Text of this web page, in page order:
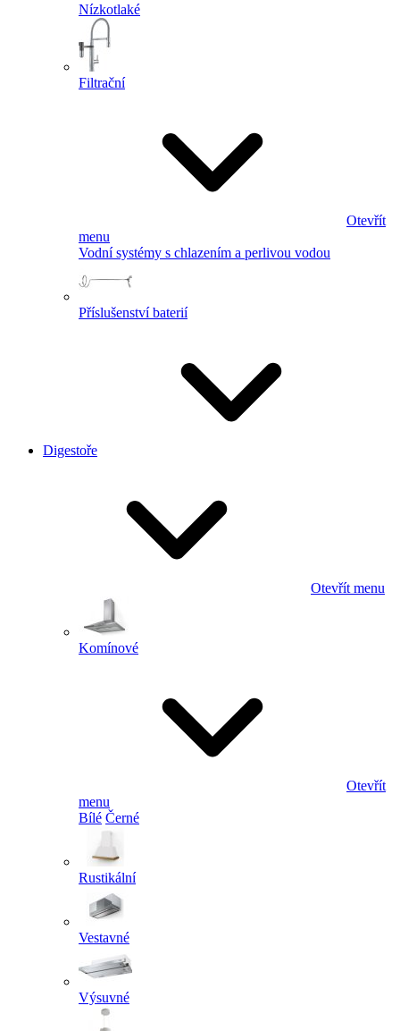
Nízkotlaké
Filtrační
Otevřít
menu
Vodní systémy s chlazením a perlivou vodou
Příslušenství baterií
Digestoře
Otevřít menu
Komínové
Otevřít
menu
Bílé Černé
Rustikální
Vestavné
Výsuvné